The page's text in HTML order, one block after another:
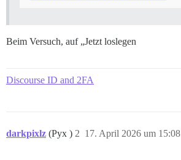
Beim Versuch, auf „Jetzt loslegen
Discourse ID and 2FA
darkpixlz (Pyx ) 17. April 2026 um 15:08
2